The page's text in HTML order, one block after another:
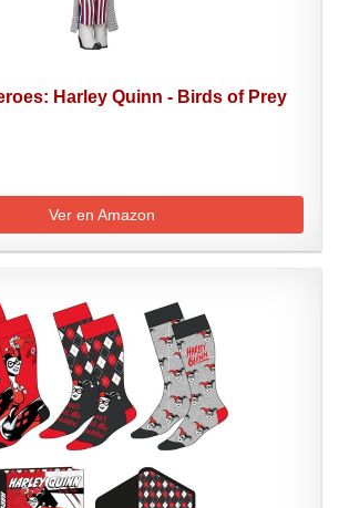
Harley Quinn - Birds of Prey
Ver en Amazon